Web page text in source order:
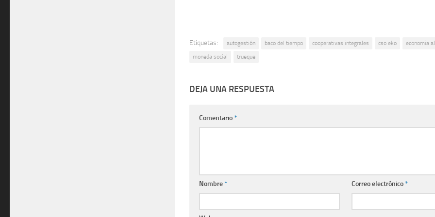
Etiquetas: autogestión baco del tiempo cooperativas integrales cso eko economia
moneda social
trueque
DEJA UNA RESPUESTA
Comentario*
Nombre* Correo electrónico*